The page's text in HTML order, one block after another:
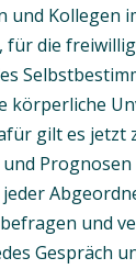
und Kollegen
für die
körperliche
gilt es jetzt
jeder
und
Gespräch